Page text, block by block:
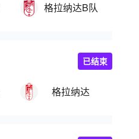
格拉纳达B队
格拉纳达
已结束